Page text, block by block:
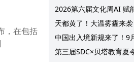
，在包括
议会一项动议谈起
2026第六届文化周AI 赋
务提质升级
天都黄了！大温雾霾来
质量预警 最高可达35°C
中国出入境新规来了！9
中介迎来最强监管！
第三届SDC×贝塔教育